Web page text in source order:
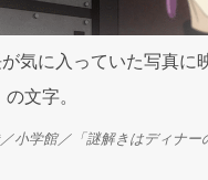
気に入っていた写真に
の文字。
小学館／「謎解きはディナー